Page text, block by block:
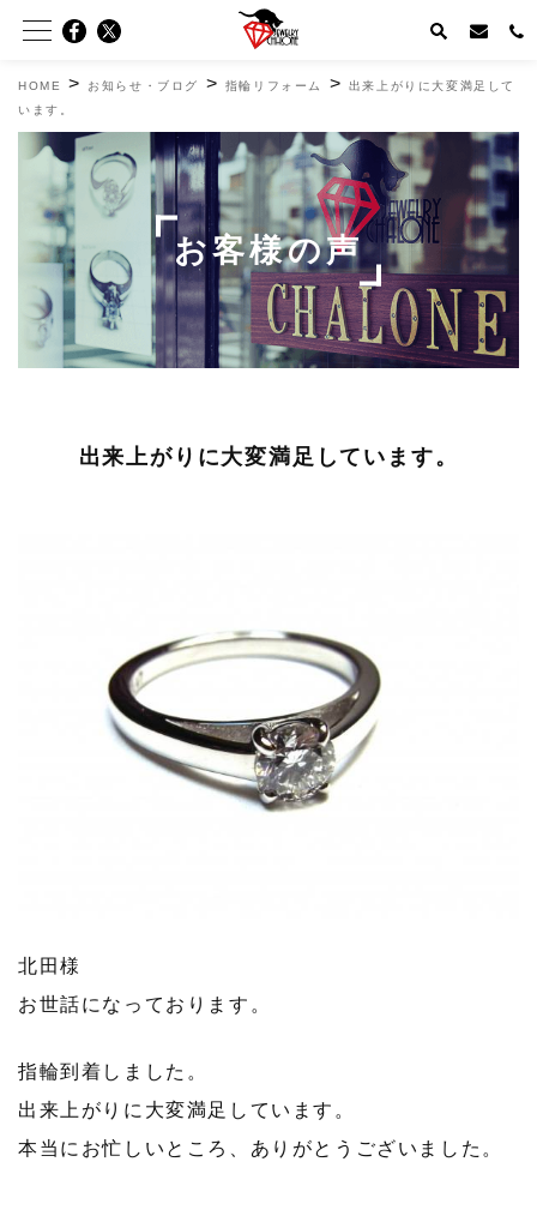
HOME > お知らせ・ブログ > 指輪リフォーム >
出来上がりに大変満足して
います。
お客様の声
出来上がりに大変満足しています。
北田様
お世話になっております。
指輪到着しました。
出来上がりに大変満足しています。
本当にお忙しいところ、ありがとうございました。